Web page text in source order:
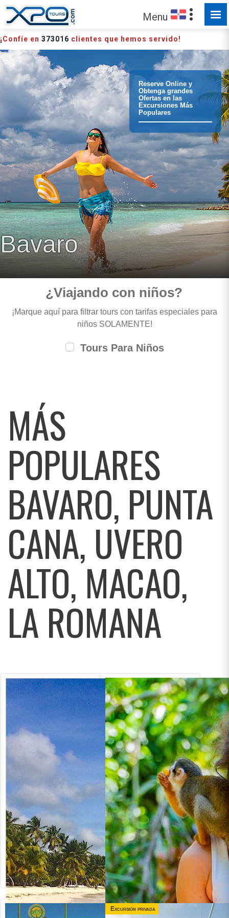
Menu
¡Confíe en 373016 clientes que hemos servido!
HECHO PARA SER EXPLORADO
Reserve Online y
Obtenga grandes
Ofertas en las
Excursiones Más
Populares
Bavaro
¿Viajando con niños?
¡Marque aquí para filtrar tours con tarifas especiales para
niños SOLAMENTE!
Tours Para Niños
MÁS
POPULARES
BAVARO, PUNTA
CANA, UVERO
ALTO, MACAO,
LA ROMANA
Excursión privada